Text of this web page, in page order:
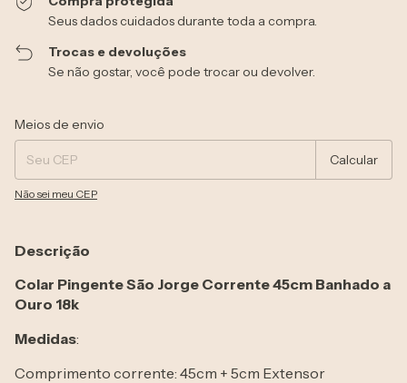
Seus dados cuidados durante toda a compra.
Trocas e devoluções
Se não gostar, você pode trocar ou devolver.
Entregas para o CEP:
Meios de envio
Calcular
Não sei meu CEP
Descrição
Colar Pingente São Jorge Corrente 45cm Banhado a
Ouro 18k
Medidas:
Comprimento corrente: 45cm + 5cm Extensor